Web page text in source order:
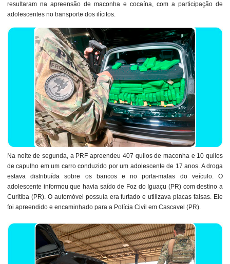
resultaram na apreensão de maconha e cocaína, com a participação de
adolescentes no transporte dos ilícitos.
Na noite de segunda, a PRF apreendeu 407 quilos de maconha e 10 quilos
de capulho em um carro conduzido por um adolescente de 17 anos. A droga
estava distribuída sobre os bancos e no porta-malas do veículo. O
adolescente informou que havia saído de Foz do Iguaçu (PR) com destino a
Curitiba (PR). O automóvel possuía era furtado e utilizava placas falsas. Ele
foi apreendido e encaminhado para a Polícia Civil em Cascavel (PR).